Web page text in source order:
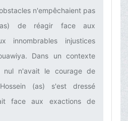
n'empêchaient pas
de réagir face aux
innombrables injustices
Dans un contexte
nul n'avait le courage de
(as) s'est dressé
face aux exactions de